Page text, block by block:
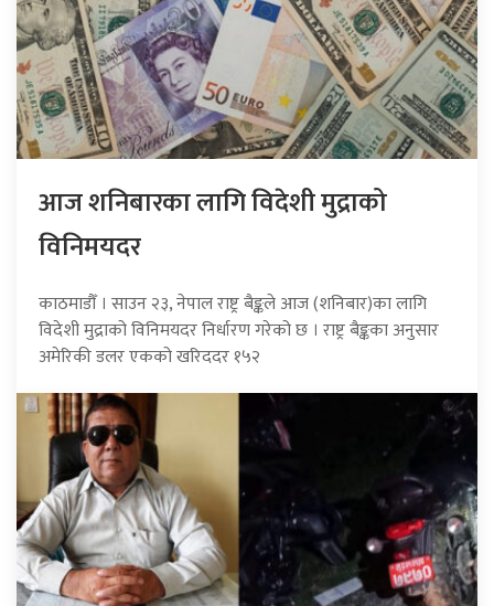
आज शनिबारका लागि विदेशी मुद्राको
विनिमयदर
काठमाडौँ । साउन २३, नेपाल राष्ट्र बैङ्कले आज (शनिबार)का लागि
विदेशी मुद्राको विनिमयदर निर्धारण गरेको छ । राष्ट्र बैङ्कका अनुसार
अमेरिकी डलर एकको खरिददर १५२